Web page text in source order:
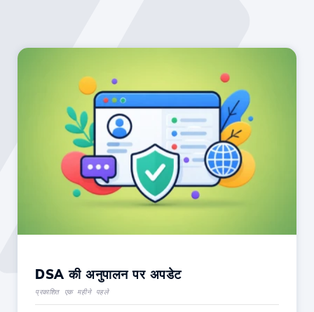
DSA की अनुपालन पर अपडेट
प्रकाशित एक महीने पहले